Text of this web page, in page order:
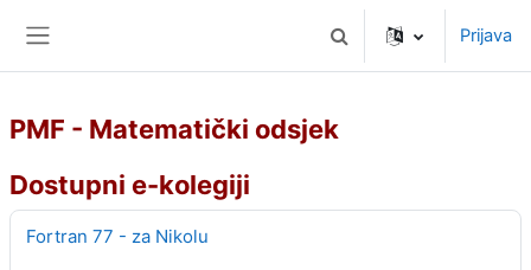
Toggle search input
Prijava
PMF - Matematički odsjek
Dostupni e-kolegiji
Fortran 77 - za Nikolu